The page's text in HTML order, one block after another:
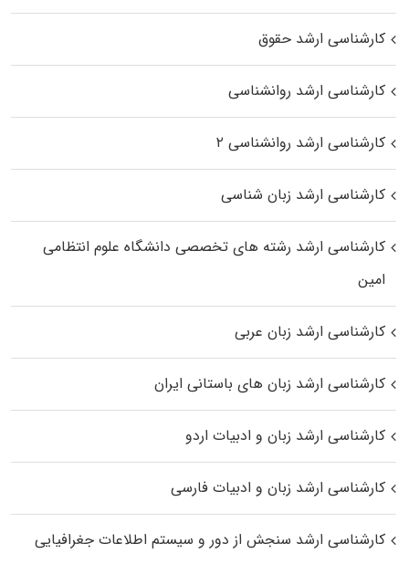
کارشناسی ارشد حقوق
کارشناسی ارشد روانشناسی
کارشناسی ارشد روانشناسی ۲
کارشناسی ارشد زبان شناسی
کارشناسی ارشد رﺷﺘﻪ ﻫﺎی تخصصی داﻧﺸﮕﺎه ﻋﻠﻮم انتظامی
اﻣﻴﻦ
کارشناسی ارشد زبان عربی
کارشناسی ارشد زبان‌ های باستانی ایران
کارشناسی ارشد زبان و ادبیات اردو
کارشناسی ارشد زبان و ادبیات فارسی
کارشناسی ارشد سنجش از دور و سیستم اطلاعات جغرافیایی